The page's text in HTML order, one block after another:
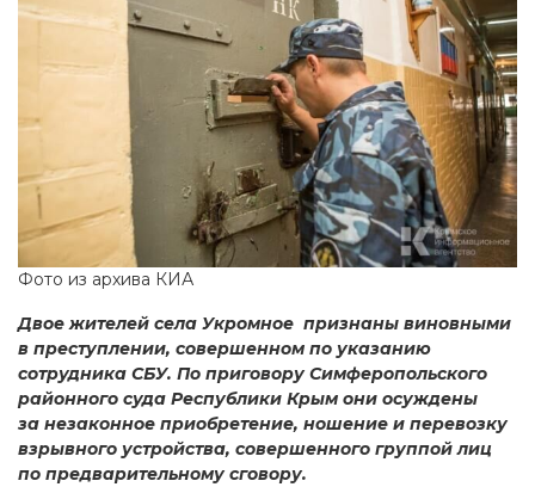
Фото из архива КИА
Двое жителей села Укромное признаны виновными
в преступлении, совершенном по указанию
сотрудника СБУ. По приговору Симферопольского
районного суда Республики Крым они осуждены
за незаконное приобретение, ношение и перевозку
взрывного устройства, совершенного группой лиц
по предварительному сговору.